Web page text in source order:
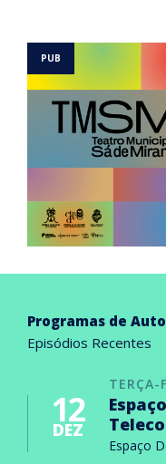
Programas de
Episódios Recentes
TERÇA-
12
DEZ
Espaço